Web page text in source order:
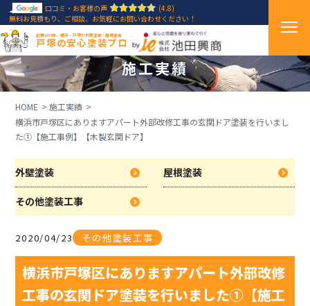
口コミ・お客様の声
(4.8)
無料お見積もり、ご相談、お気軽にお問い合わせください！
創業1971年、横浜・戸塚の外壁塗装・屋根塗装
戸塚の安心塗装プロ
施工実績
HOME
施工実績
横浜市戸塚区にありますアパート外部改修工事の玄関ドア塗装を行いまし
た①【施工事例】【木製玄関ドア】
外壁塗装 屋根塗装
その他塗装工事
2020/04/23 その他塗装工事
横浜市戸塚区にありますアパート外部改修
工事の玄関ドア塗装を行いました①【施工